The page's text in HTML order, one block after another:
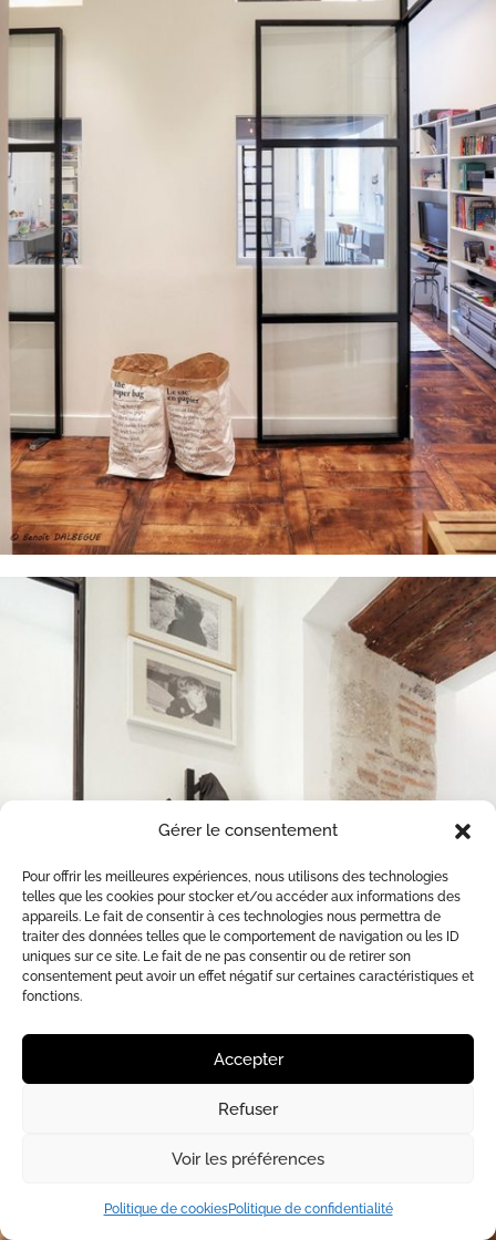
Gérer le consentement
Pour offrir les meilleures expériences, nous utilisons des technologies
telles que les cookies pour stocker et/ou accéder aux informations des
appareils. Le fait de consentir à ces technologies nous permettra de
traiter des données telles que le comportement de navigation ou les ID
uniques sur ce site. Le fait de ne pas consentir ou de retirer son
consentement peut avoir un effet négatif sur certaines caractéristiques et
fonctions.
Accepter
Refuser
Voir les préférences
Politique de cookiesPolitique de confidentialité